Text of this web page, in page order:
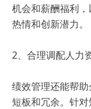
机会和薪酬福利
热情和创新潜力。
2、合理调配人力
绩效管理还能帮
短板和冗余。针